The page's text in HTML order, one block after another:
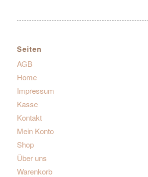
Seiten
AGB
Home
Impressum
Kasse
Kontakt
Mein Konto
Shop
Über uns
Warenkorb